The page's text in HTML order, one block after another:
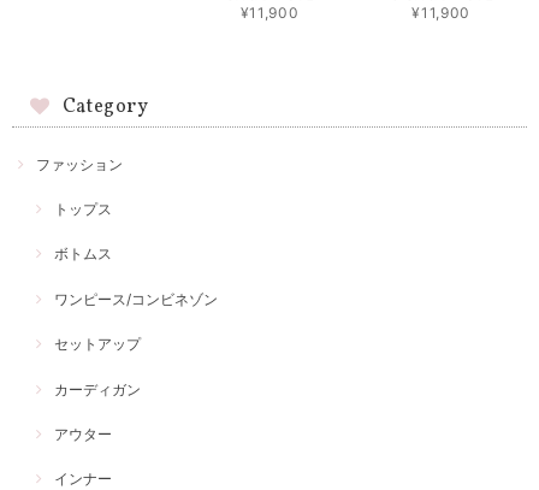
¥11,900
¥11,900
Category
ファッション
トップス
ボトムス
ワンピース/コンビネゾン
セットアップ
カーディガン
アウター
インナー